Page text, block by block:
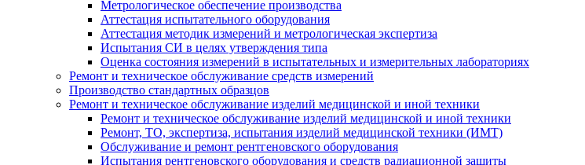
Метрологическое обеспечение производства
Аттестация испытательного оборудования
Аттестация методик измерений и метрологическая экспертиза
Испытания СИ в целях утверждения типа
Оценка состояния измерений в испытательных и измерительных лабораториях
Ремонт и техническое обслуживание средств измерений
Производство стандартных образцов
Ремонт и техническое обслуживание изделий медицинской и иной техники
Ремонт и техническое обслуживание изделий медицинской и иной техники
Ремонт, ТО, экспертиза, испытания изделий медицинской техники (ИМТ)
Обслуживание и ремонт рентгеновского оборудования
Испытания рентгеновского оборудования и средств радиационной защиты